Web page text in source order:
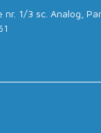
nr. 1/3 sc. Analog,